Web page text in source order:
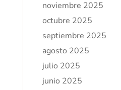
noviembre 2025
octubre 2025
septiembre 2025
agosto 2025
julio 2025
junio 2025